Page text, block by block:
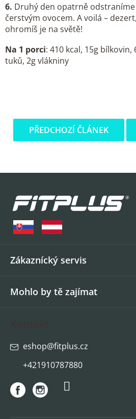
6. Druhý den opatrně
čerstvým ovocem. A voilá –
ohromíš je na světě!
Na 1 porci: 410 kcal, 15g
tuků, 2g vlákniny
PŘEDCHOZÍ ČLÁNEK
Zákaznícký servis
Mohlo by tě zajímat
eshop@fitplus.cz
+421910787880